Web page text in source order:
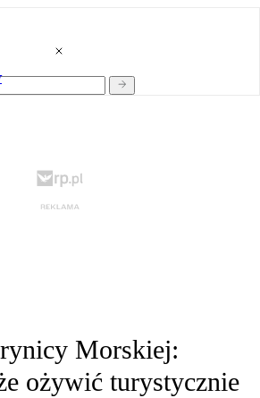
Morskiej:
ożywić turystycznie